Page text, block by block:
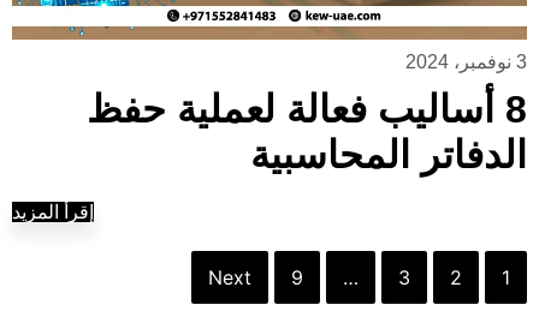
3 نوفمبر، 2024
8 أساليب فعالة لعملية حفظ
الدفاتر المحاسبية
إقرأ المزيد
1
2
3
…
9
Next